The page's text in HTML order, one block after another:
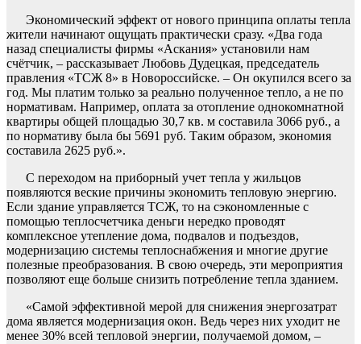
Экономический эффект от нового принципа оплаты тепла
жители начинают ощущать практически сразу. «Два года
назад специалисты фирмы «Аскания» установили нам
счётчик, – рассказывает Любовь Дудецкая, председатель
правления «ТСЖ 8» в Новороссийске. – Он окупился всего за
год. Мы платим только за реально полученное тепло, а не по
нормативам. Например, оплата за отопление однокомнатной
квартиры общей площадью 30,7 кв. м составила 3066 руб., а
по нормативу была бы 5691 руб. Таким образом, экономия
составила 2625 руб.».
С переходом на приборный учет тепла у жильцов
появляются веские причины экономить тепловую энергию.
Если здание управляется ТСЖ, то на сэкономленные с
помощью теплосчетчика деньги нередко проводят
комплексное утепление дома, подвалов и подъездов,
модернизацию системы теплоснабжения и многие другие
полезные преобразования. В свою очередь, эти мероприятия
позволяют еще больше снизить потребление тепла зданием.
«Самой эффективной мерой для снижения энергозатрат
дома является модернизация окон. Ведь через них уходит не
менее 30% всей тепловой энергии, получаемой домом, –